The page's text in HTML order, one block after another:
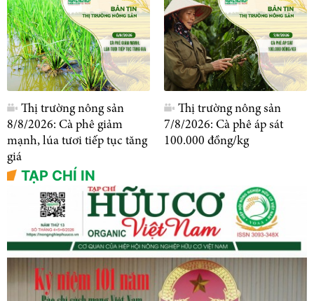
Thị trường nông sản
8/8/2026: Cà phê giảm
mạnh, lúa tươi tiếp tục tăng
giá
Thị trường nông sản
7/8/2026: Cà phê áp sát
100.000 đồng/kg
TẠP CHÍ IN